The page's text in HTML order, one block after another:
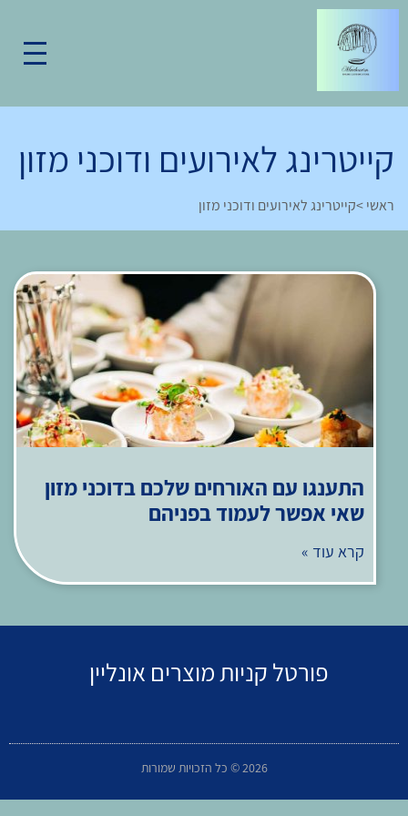
קייטרינג לאירועים ודוכני מזון
ראשי>קייטרינג לאירועים ודוכני מזון
התענגו עם האורחים שלכם בדוכני מזון
שאי אפשר לעמוד בפניהם
קרא עוד »
פורטל קניות מוצרים אונליין
2026 © כל הזכויות שמורות